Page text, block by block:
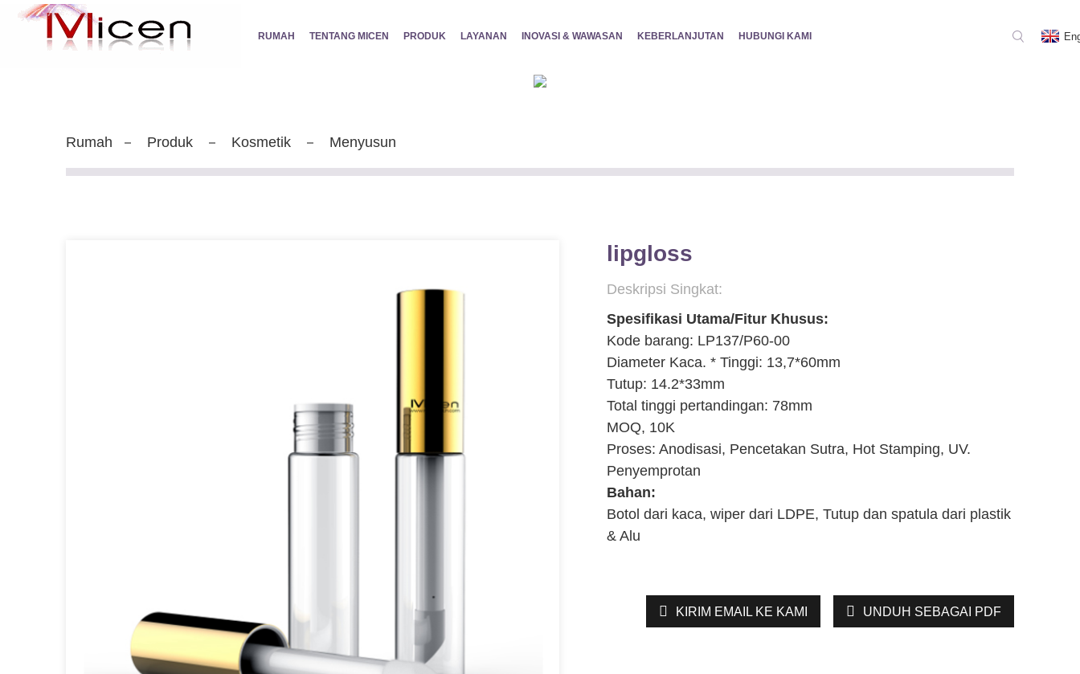
RUMAH TENTANG MICEN PRODUK LAYANAN INOVASI & WAWASAN KEBERLANJUTAN HUBUNGI KAMI
Rumah Produk Kosmetik Menyusun
lipgloss
Deskripsi Singkat:
Spesifikasi Utama/Fitur Khusus:
Kode barang: LP137/P60-00
Diameter Kaca. * Tinggi: 13,7*60mm
Tutup: 14.2*33mm
Total tinggi pertandingan: 78mm
MOQ, 10K
Proses: Anodisasi, Pencetakan Sutra, Hot Stamping, UV.
Penyemprotan
Bahan:
Botol dari kaca, wiper dari LDPE, Tutup dan spatula dari plastik
& Alu
KIRIM EMAIL KE KAMI UNDUH SEBAGAI PDF